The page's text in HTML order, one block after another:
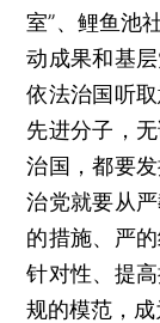
室”、鲤鱼池
动成果和基
依法治国听
先进分子，
治国，都要
治党就要从
的措施、严
针对性、提
规的模范，成